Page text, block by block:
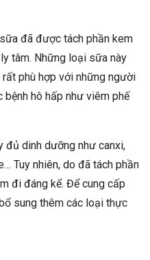
đã được tách phần kem
tâm. Những loại sữa này
phù hợp với những người
hô hấp như viêm phế
đủ dinh dưỡng như canxi,
Tuy nhiên, do đã tách phần
đi đáng kể. Để cung cấp
sung thêm các loại thực